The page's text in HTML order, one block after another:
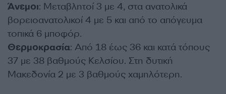
Άνεμοι: Μεταβλητοί 3 με 4, στα ανατολικά
βορειοανατολικοί 4 με 5 και από το απόγευμα
τοπικά 6 μποφόρ.
Θερμοκρασία: Από 18 έως 36 και κατά τόπους
37 με 38 βαθμούς Κελσίου. Στη δυτική
Μακεδονία 2 με 3 βαθμούς χαμηλότερη.